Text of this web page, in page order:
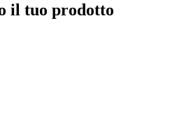
il tuo prodotto